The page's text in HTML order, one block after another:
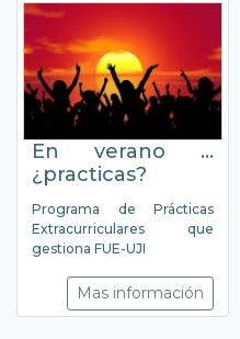
En verano ...
¿practicas?
Programa de Prácticas
Extracurriculares que
gestiona FUE-UJI
Mas información